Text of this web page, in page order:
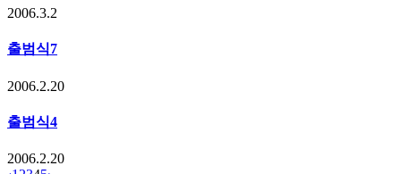
2006.3.2
출범식7
2006.2.20
출범식4
2006.2.20